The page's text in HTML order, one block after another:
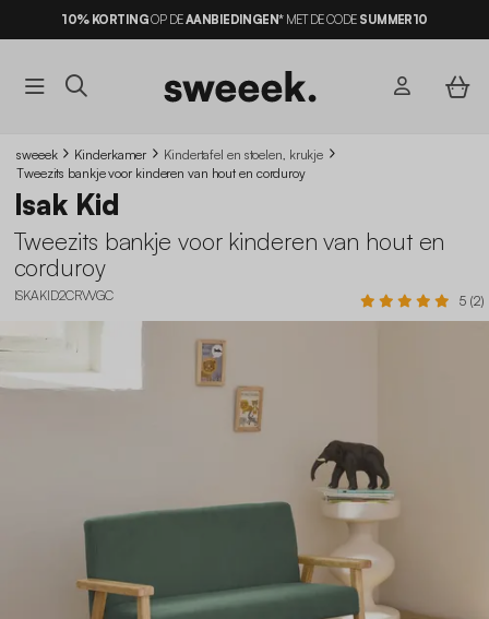
10% KORTINGOP DEAANBIEDINGEN*MET DE CODE SUMMER10
sweeek Kinderkamer
Kindertafel en stoelen, krukje
Tweezits bankje voor kinderen van hout en corduroy
Isak Kid
Tweezits bankje voor kinderen van hout en
corduroy
ISKAKID2CRVVGC 5 (2)